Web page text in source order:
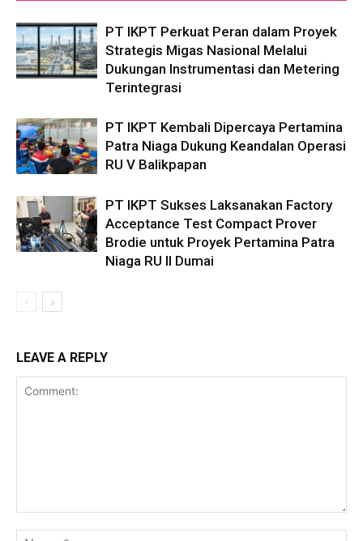
PT IKPT Perkuat Peran dalam Proyek
Strategis Migas Nasional Melalui
Dukungan Instrumentasi dan Metering
Terintegrasi
PT IKPT Kembali Dipercaya Pertamina
Patra Niaga Dukung Keandalan Operasi
RU V Balikpapan
PT IKPT Sukses Laksanakan Factory
Acceptance Test Compact Prover
Brodie untuk Proyek Pertamina Patra
Niaga RU II Dumai
LEAVE A REPLY